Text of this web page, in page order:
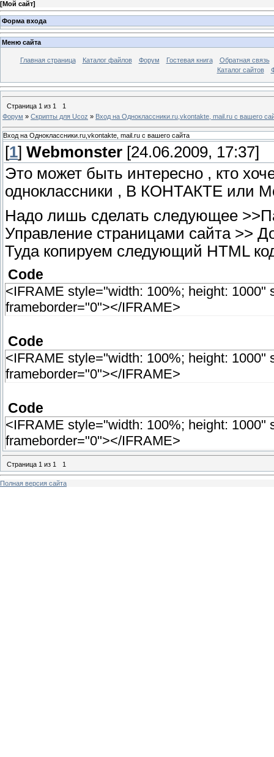
[Мой сайт]
Форма входа
Меню сайта
Главная страница Каталог файлов Форум Гостевая книга
Обратная связь
Каталог сайтов
Страница 1 из 1
1
Форум » Скрипты для Ucoz » Вход на Одноклассники.ru,vkontakte, mail.ru с вашего
Вход на Одноклассники.ru,vkontakte, mail.ru с вашего сайта
[1] Webmonster [24.06.2009, 17:37]
Это может быть интересно , кто
одноклассники , В КОНТАКТЕ или
Надо лишь сделать следующее
Управление страницами сайта >>
Туда копируем следующий HTML
Code
<IFRAME style="width: 100%; height:
frameborder="0"></IFRAME>
Code
<IFRAME style="width: 100%; height:
frameborder="0"></IFRAME>
Code
<IFRAME style="width: 100%; height: 1000"
frameborder="0"></IFRAME>
Страница 1 из 1 1
Полная версия сайта